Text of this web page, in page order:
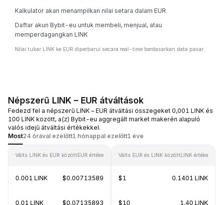
Kalkulator akan menampilkan nilai setara dalam EUR
Daftar akun Bybit-eu untuk membeli, menjual, atau
memperdagangkan LINK
Nilai tukar LINK ke EUR diperbarui secara real-time berdasarkan data pasar.
Népszerű LINK – EUR átváltások
Fedezd fel a népszerű LINK – EUR átváltási összegeket 0,001 LINK és
100 LINK között, a(z) Bybit-eu aggregált market makerén alapuló
valós idejű átváltási értékekkel.
Most24 órával ezelőtt1 hónappal ezelőtt1 éve
Válts LINK és EUR közöttEUR értéke
0.001 LINK $0.00713589
0.01 LINK $0.07135893
Válts EUR és LINK közöttLINK értéke
$1 0.1401 LINK
$10 1.40 LINK